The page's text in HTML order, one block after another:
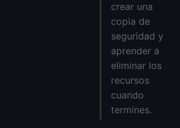
crear una
copia de
seguridad y
aprender a
eliminar los
recursos
cuando
termines.